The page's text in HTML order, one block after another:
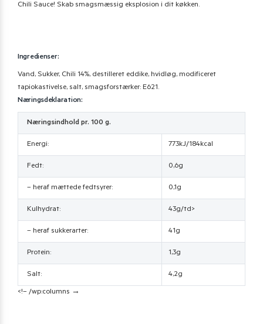
Chili Sauce! Skab smagsmæssig eksplosion i dit køkken.
Ingredienser:
Vand, Sukker, Chili 14%, destilleret eddike, hvidløg, modificeret
tapiokastivelse, salt, smagsforstærker: E621.
Næringsdeklaration:
Næringsindhold pr. 100 g.
Energi: 773kJ/184kcal
Fedt: 0,6g
– heraf mættede fedtsyrer: 0,1g
Kulhydrat: 43g/td>
– heraf sukkerarter: 41g
Protein: 1,3g
Salt: 4,2g
<!– /wp:columns →